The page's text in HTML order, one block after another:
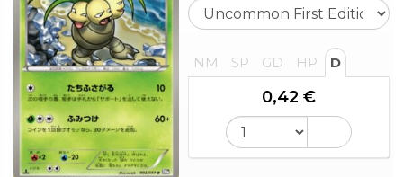
NM SP GD HP D
0,42 €